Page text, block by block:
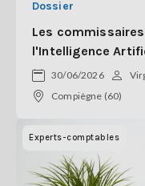
Dossier
Les
l'Intelligence
30/06/2026
Compiègne (60)
Experts-comptables